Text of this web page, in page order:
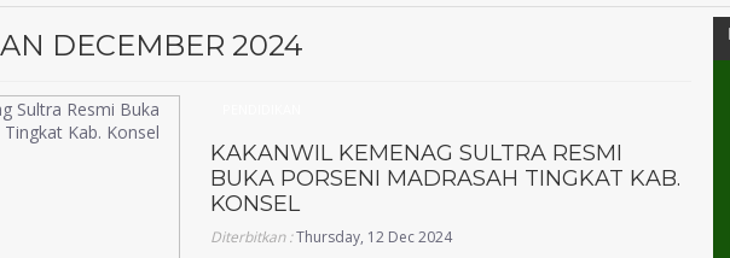
DECEMBER 2024
KAKANWIL KEMENAG SULTRA RESMI
BUKA PORSENI MADRASAH TINGKAT KAB.
KONSEL
Diterbitkan :Thursday, 12 Dec 2024